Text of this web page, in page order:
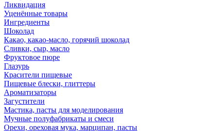
Ликвидация
Уценённые товары
Ингредиенты
Шоколад
Какао, какао-масло, горячий шоколад
Сливки, сыр, масло
Фруктовое пюре
Глазурь
Красители пищевые
Пищевые блески, глиттеры
Ароматизаторы
Загустители
Мастика, пасты для моделирования
Мучные полуфабрикаты и смеси
Орехи, ореховая мука, марципан, пасты